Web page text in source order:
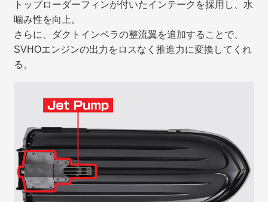
トップローダーフィンが付いたインテークを採用し、水
噛み性を向上。
さらに、ダクトインペラの整流翼を追加することで、
SVHOエンジンの出力をロスなく推進力に変換してくれ
る。